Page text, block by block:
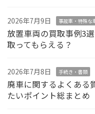
2026年7月9日 事故車・特殊な
放置車両の買取事例3
取ってもらえる？
2026年7月8日 手続き・書類
廃車に関するよくある
たいポイント総まとめ